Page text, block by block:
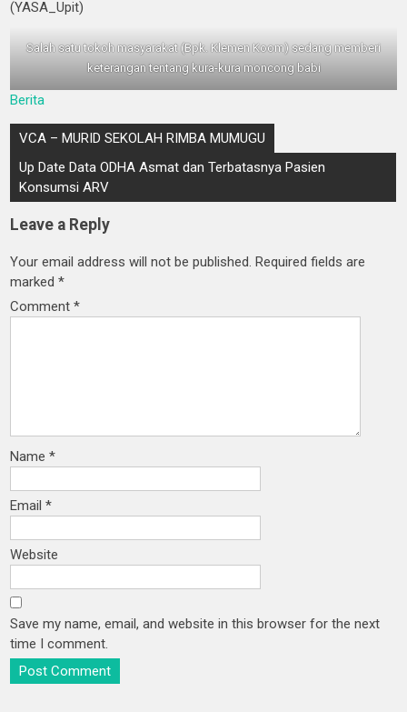
(YASA_Upit)
Salah satu tokoh masyarakat (Bpk. Klemen Koom) sedang memberi
keterangan tentang kura-kura moncong babi
Berita
VCA – MURID SEKOLAH RIMBA MUMUGU
Up Date Data ODHA Asmat dan Terbatasnya Pasien
Konsumsi ARV
Leave a Reply
Your email address will not be published. Required fields are
marked*
Comment*
Name*
Email*
Website
Save my name, email, and website in this browser for the next
time I comment.